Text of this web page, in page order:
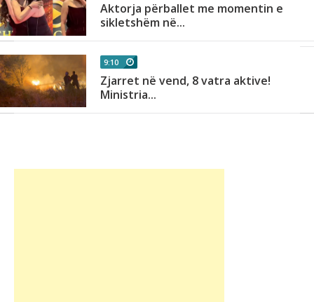
Aktorja përballet me momentin e
sikletshëm në...
9:10
Zjarret në vend, 8 vatra aktive!
Ministria...